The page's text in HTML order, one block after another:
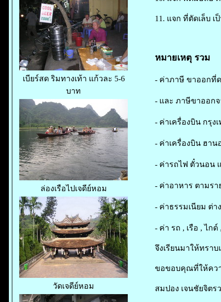
เบียร์สด ริมทางเท้า แก้วละ 5-6
บาท
ล่องเรือไปเจดีย์หอม
วัดเจดีย์หอม
11. แจก ที่ตัดเล็บ เ
หมายเหตุ รวม
- ค่าภาษี ขาออกที่
- และ ภาษีขาออกจ
- ค่าเครื่องบิน กรุง
- ค่าเครื่องบิน ฮาน
- ค่ารถไฟ ตั๋วนอน
- ค่าอาหาร ตามรา
- ค่าธรรมเนียม ต่า
- ค่า รถ , เรือ , ไก
จึงเรียนมาให้ทรา
ขอขอบคุณที่ให้คว
สมปอง เจนชัยจิตรว